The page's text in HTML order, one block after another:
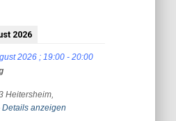
2026
2026; 19:00- 20:00
Heitersheim,
anzeigen